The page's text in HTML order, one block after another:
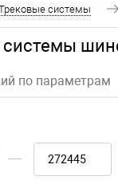
системы
системы
по параметрам